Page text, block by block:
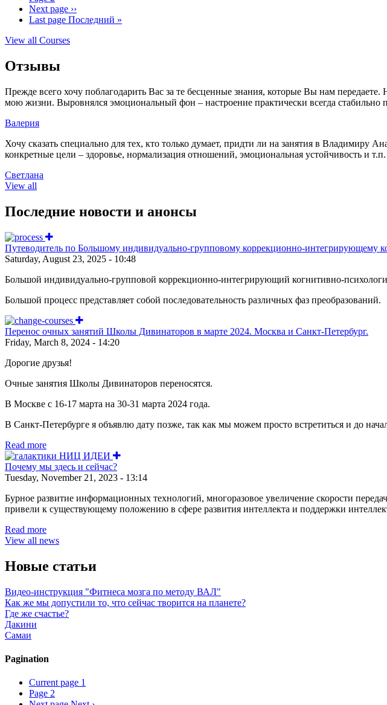
Next page ››
Last page Последний »
View all Courses
Отзывы
Прежде всего хочу поблагодарить Вас за те бесценные знания, которые Вы нам
мою жизни. Выровнялся эмоциональный фон – настроение практически всегда
Валерия
Хочу сказать специально для тех, кто только думает, придти ли на занятия в
конкретные цели – здоровье, нормализация отношений, эмоциональная устойчивость и
Светлана
View all
Последние новости и анонсы
Путеводитель по Большому индивидуально-групповому коррекционно-интегрирующему
Saturday, August 23, 2025 - 10:48
Большой индивидуально-групповой коррекционно-интегрирующий когнитивно-
Большой процесс представляет собой последовательность различных фаз преобразований.
Перенос очных занятий Школы Дивинаторов в марте 2024. Москва и Санкт-Петербург.
Friday, March 8, 2024 - 14:20
Дорогие друзья!
Очные занятия Школы Дивинаторов переносятся.
В Москве с 16-17 марта на 30-31 марта 2024 года.
В Санкт-Петербурге я объявлю дату позже, так как мы можем просто встретиться и до
Read more
Почему мы здесь и сейчас?
Tuesday, November 21, 2023 - 13:14
Бурное развитие информационных технологий, многоразовое увеличение скорости
привели к существующему положению в сфере развития интеллекта и поддержки
Read more
View all news
Новые статьи
Видео-инструкция "Фитнеса мозга по методу ВАЛ"
Как же мы допустили то, что сейчас творится на планете?
Где же счастье?
Дакини
Самаи
Pagination
Current page 1
Page 2